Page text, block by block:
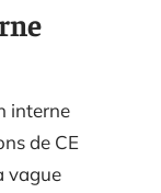
interne
de CE
vague